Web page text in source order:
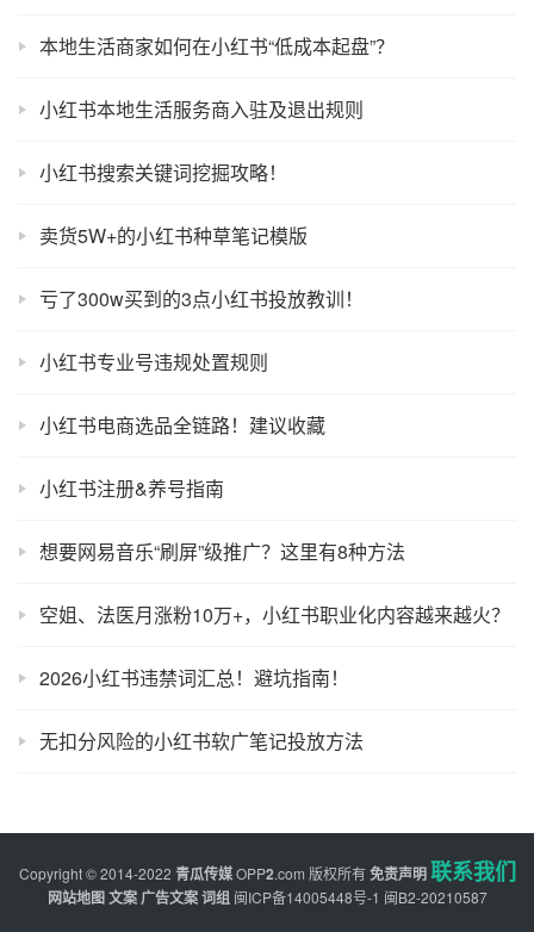
本地生活商家如何在小红书“低成本起盘”？
小红书本地生活服务商入驻及退出规则
小红书搜索关键词挖掘攻略！
卖货5W+的小红书种草笔记模版
亏了300w买到的3点小红书投放教训！
小红书专业号违规处置规则
小红书电商选品全链路！建议收藏
小红书注册&养号指南
想要网易音乐“刷屏”级推广？这里有8种方法
空姐、法医月涨粉10万+，小红书职业化内容越来越火？
2026小红书违禁词汇总！避坑指南！
无扣分风险的小红书软广笔记投放方法
Copyright © 2014-2022 青瓜传媒 OPP2.com 版权所有免责声明联系我们
网站地图文案广告文案词组 闽ICP备14005448号-1 闽B2-20210587